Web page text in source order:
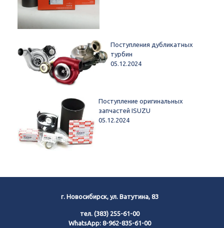
Поступления дубликатных
турбин
05.12.2024
Поступление оригинальных
запчастей ISUZU
05.12.2024
г. Новосибирск, ул. Ватутина, 83
тел. (383) 255-61-00
WhatsApp: 8-962-835-61-00